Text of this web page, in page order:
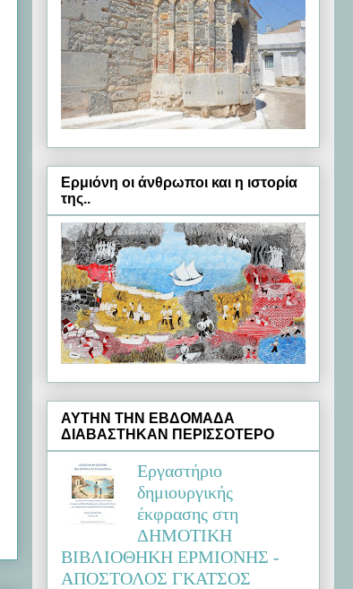
Ερμιόνη oι άνθρωποι και η ιστορία
της..
ΑΥΤΗΝ ΤΗΝ ΕΒΔΟΜΑΔΑ
ΔΙΑΒΑΣΤΗΚΑΝ ΠΕΡΙΣΣΟΤΕΡΟ
Εργαστήριο
δημιουργικής
έκφρασης στη
ΔΗΜΟΤΙΚΗ
ΒΙΒΛΙΟΘΗΚΗ ΕΡΜΙΟΝΗΣ -
ΑΠΟΣΤΟΛΟΣ ΓΚΑΤΣΟΣ